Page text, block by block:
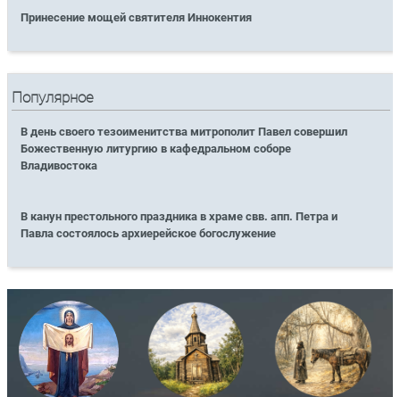
Принесение мощей святителя Иннокентия
Популярное
В день своего тезоименитства митрополит Павел совершил
Божественную литургию в кафедральном соборе
Владивостока
В канун престольного праздника в храме свв. апп. Петра и
Павла состоялось архиерейское богослужение